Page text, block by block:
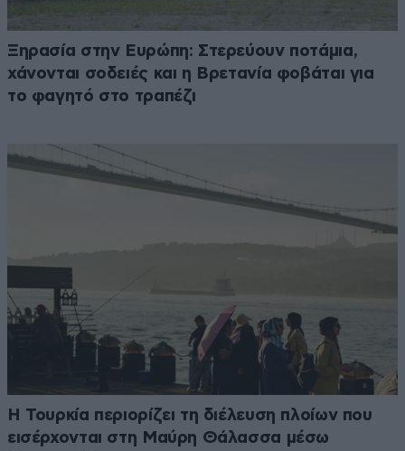
Ξηρασία στην Ευρώπη: Στερεύουν ποτάμια,
χάνονται σοδειές και η Βρετανία φοβάται για
το φαγητό στο τραπέζι
Η Τουρκία περιορίζει τη διέλευση πλοίων που
εισέρχονται στη Μαύρη Θάλασσα μέσω